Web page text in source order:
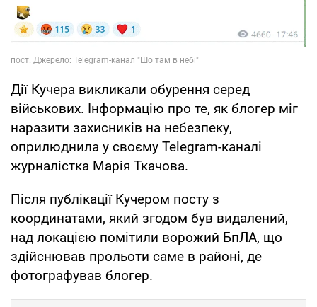
Дії Кучера викликали обурення серед
військових. Інформацію про те, як блогер міг
наразити захисників на небезпеку,
оприлюднила у своєму Telegram-каналі
журналістка Марія Ткачова.
Після публікації Кучером посту з
координатами, який згодом був видалений,
над локацією помітили ворожий БпЛА, що
здійснював прольоти саме в районі, де
фотографував блогер.